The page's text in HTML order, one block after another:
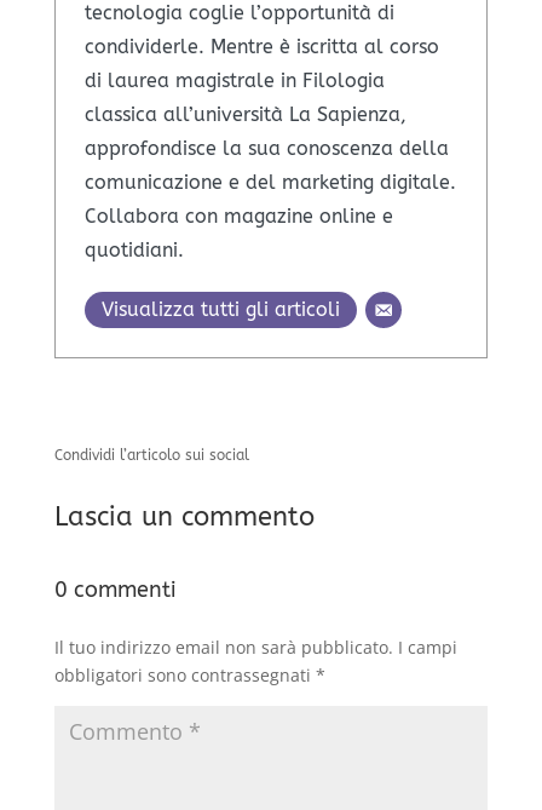
tecnologia coglie l’opportunità di
condividerle. Mentre è iscritta al corso
di laurea magistrale in Filologia
classica all’università La Sapienza,
approfondisce la sua conoscenza della
comunicazione e del marketing digitale.
Collabora con magazine online e
quotidiani.
Visualizza tutti gli articoli
Condividi l’articolo sui social
Lascia un commento
0 commenti
Il tuo indirizzo email non sarà pubblicato. I campi
obbligatori sono contrassegnati *